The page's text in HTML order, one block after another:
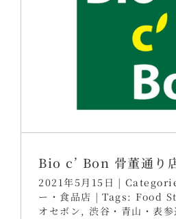
Bio c’ Bon 骨董通り
2021年5月15日 |
ー・食品店 | Tags: Food
オセボン , 渋谷・青山・表参